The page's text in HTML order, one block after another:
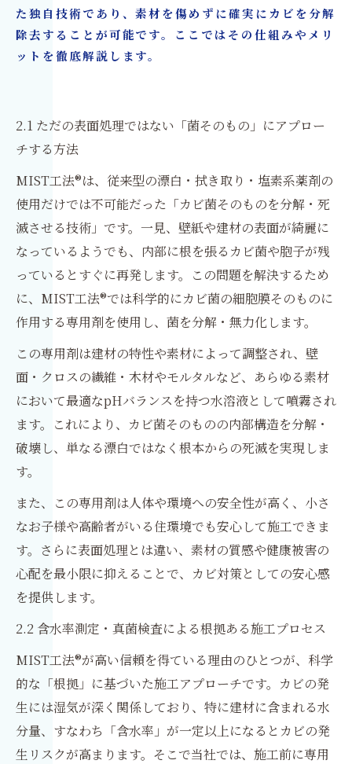
た独自技術であり、素材を傷めずに確実にカビを分解
除去することが可能です。ここではその仕組みやメリ
ットを徹底解説します。
2.1 ただの表面処理ではない「菌そのもの」にアプロー
チする方法
MIST工法®は、従来型の漂白・拭き取り・塩素系薬剤の
使用だけでは不可能だった「カビ菌そのものを分解・死
滅させる技術」です。一見、壁紙や建材の表面が綺麗に
なっているようでも、内部に根を張るカビ菌や胞子が残
っているとすぐに再発します。この問題を解決するため
に、MIST工法®では科学的にカビ菌の細胞膜そのものに
作用する専用剤を使用し、菌を分解・無力化します。
この専用剤は建材の特性や素材によって調整され、壁
面・クロスの繊維・木材やモルタルなど、あらゆる素材
において最適なpHバランスを持つ水溶液として噴霧され
ます。これにより、カビ菌そのものの内部構造を分解・
破壊し、単なる漂白ではなく根本からの死滅を実現しま
す。
また、この専用剤は人体や環境への安全性が高く、小さ
なお子様や高齢者がいる住環境でも安心して施工できま
す。さらに表面処理とは違い、素材の質感や健康被害の
心配を最小限に抑えることで、カビ対策としての安心感
を提供します。
2.2 含水率測定・真菌検査による根拠ある施工プロセス
MIST工法®が高い信頼を得ている理由のひとつが、科学
的な「根拠」に基づいた施工アプローチです。カビの発
生には湿気が深く関係しており、特に建材に含まれる水
分量、すなわち「含水率」が一定以上になるとカビの発
生リスクが高まります。そこで当社では、施工前に専用